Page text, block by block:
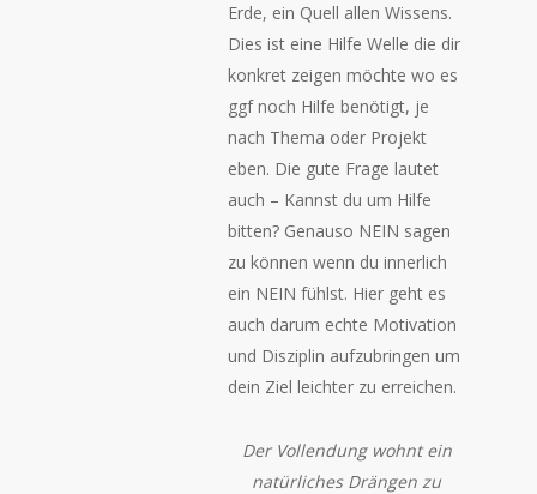
Erde, ein Quell allen Wissens.
Dies ist eine Hilfe Welle die dir
konkret zeigen möchte wo es
ggf noch Hilfe benötigt, je
nach Thema oder Projekt
eben. Die gute Frage lautet
auch – Kannst du um Hilfe
bitten? Genauso NEIN sagen
zu können wenn du innerlich
ein NEIN fühlst. Hier geht es
auch darum echte Motivation
und Disziplin aufzubringen um
dein Ziel leichter zu erreichen.
Der Vollendung wohnt ein
natürliches Drängen zu